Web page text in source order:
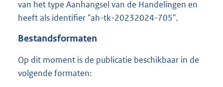
o
o
:
van het type Aanhangsel van de Handelingen en
heeft als identifier "ah-tk-20232024-705".
Bestandsformaten
Op dit moment is de publicatie beschikbaar in de
volgende formaten: